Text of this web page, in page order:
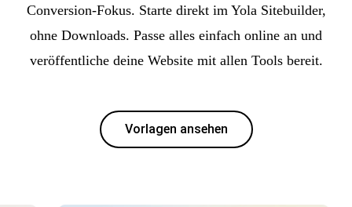
Conversion-Fokus. Starte direkt im Yola Sitebuilder,
ohne Downloads. Passe alles einfach online an und
veröffentliche deine Website mit allen Tools bereit.
Vorlagen ansehen